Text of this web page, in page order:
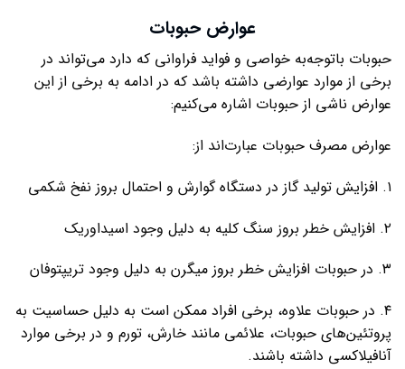
عوارض حبوبات
حبوبات باتوجه‌به خواصی و فواید فراوانی که دارد می‌تواند در
برخی از موارد عوارضی داشته باشد که در ادامه به برخی از این
عوارض ناشی از حبوبات اشاره می‌کنیم:
عوارض مصرف حبوبات عبارت‌اند از:
۱. افزایش تولید گاز در دستگاه گوارش و احتمال بروز نفخ شکمی
۲. افزایش خطر بروز سنگ کلیه به دلیل وجود اسیداوریک
۳. در حبوبات افزایش خطر بروز میگرن به دلیل وجود تریپتوفان
۴. در حبوبات علاوه، برخی افراد ممکن است به دلیل حساسیت به
پروتئین‌های حبوبات، علائمی مانند خارش، تورم و در برخی موارد
آنافیلاکسی داشته باشند.